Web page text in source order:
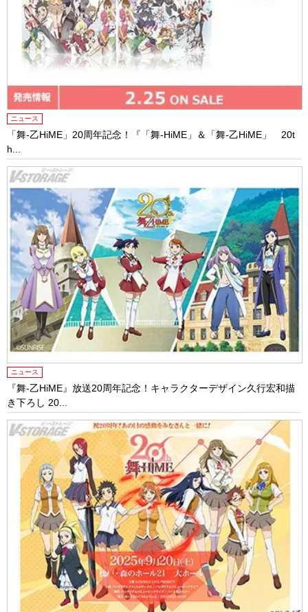
ニュース
「舞-乙HiME」20周年記念！『「舞-HiME」＆「舞-乙HiME」 20t
h...
ニュース
『舞-乙HiME』放送20周年記念！キャラクターデザイン久行宏和描
き下ろし 20...